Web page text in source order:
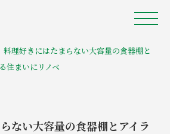
料理好きにはたまらない大容量の食器棚と
住まいにリノベ
ない大容量の食器棚とアイラ